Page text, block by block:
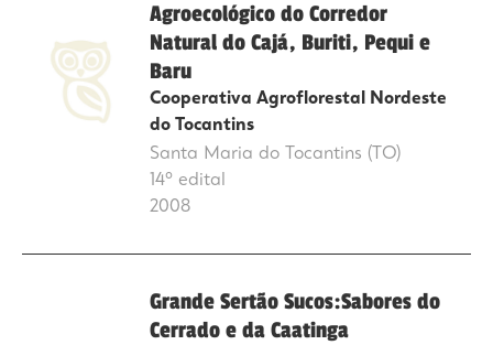
Agroecológico do Corredor
Natural do Cajá, Buriti, Pequi e
Baru
Cooperativa Agroflorestal Nordeste
do Tocantins
Santa Maria do Tocantins (TO)
14º edital
2008
Grande Sertão Sucos:Sabores do
Cerrado e da Caatinga